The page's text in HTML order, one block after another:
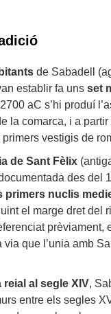
de Sabadell
establir fa uns set
aC s’hi produí
la comarca, i a
vestigis de
de Sant Fèlix
des del
primers nuclis
el marge dret del
prèviament,
que l’unia amb
reial al segle XIV,
entre els segles